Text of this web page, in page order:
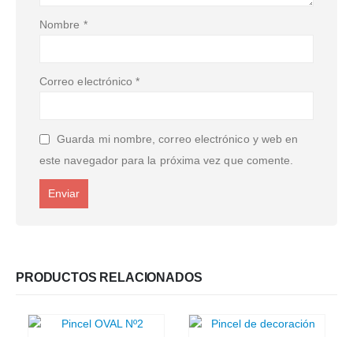
Nombre *
Correo electrónico*
Guarda mi nombre, correo electrónico y web en
este navegador para la próxima vez que comente.
PRODUCTOS RELACIONADOS